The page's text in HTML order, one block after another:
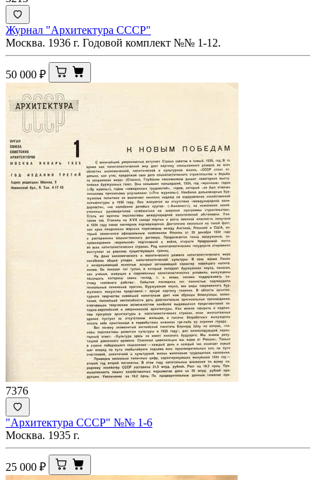
Журнал "Архитектура СССР"
Москва. 1936 г. Годовой комплект №№ 1-12.
50 000 ₽
7376
"Архитектура СССР" №№ 1-6
Москва. 1935 г.
25 000 ₽